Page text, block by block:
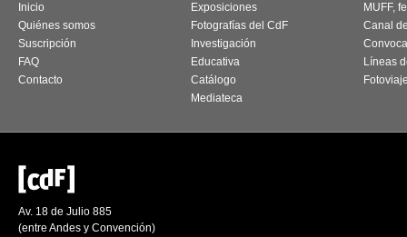
Inicio
Quiénes somos
Suscripción
FAQ
Contacto
Exposiciones
Fotografías del CdF
Investigación
Educativa
Catálogo
Mediateca
MUFF,
Canal
Líneas
Av. 18 de Julio 885
(entre Andes y Convención)